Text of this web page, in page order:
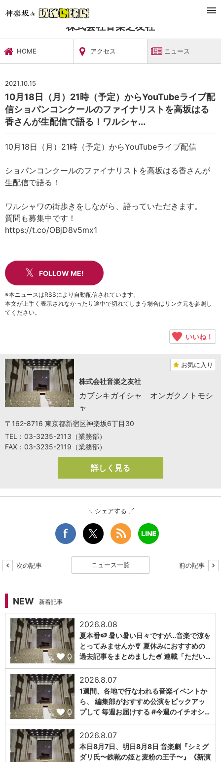
文化施設・ギャラリー
株式会社音楽之友社
HOME アクセス ニュース
2021.10.15
10月18日（月）21時（予定）からYouTubeライブ配
信ショパンコンクールのファイナリストを高坂はる
香さんが生配信で語る！ワルシャ...
10月18日（月）21時（予定）からYouTubeライブ配信
ショパンコンクールのファイナリストを高坂はる香さんが
生配信で語る！
ワルシャワの街歩きをしながら、語っていただきます。
質問も募集中です！
https://t.co/OBjD8v5mx1
FOLLOW ME!
※本ニュースはRSSにより自動配信されています。
本文が上手く表示されなかったり途中で切れてしまう場合はリンク元を参照し
てください。
いいね！
お気に入り
株式会社音楽之友社
カブシキガイシャ オンガクノトモシ
ャ
〒162-8716 東京都新宿区神楽坂6丁目30
TEL：03-3235-2113（業務部）
FAX：03-3235-2119（業務部）
詳しく見る
シェアする
次の記事 ニュース一覧 前の記事
NEW 新着記事
0
2026.8.08
夏本番🍉 暑い暑い日々ですが…音楽で涼を
とってみませんか🎐 夏休みにおすすめの
過去記事をまとめました🍧 連載「ただい…
0
2026.8.07
1週間、各地で行なわれる音楽イベントか
ら、 編集部がおすすめ公演をピックアッ
プして 毎週お届けする #今週のイチオシ…
2026.8.07
本日8月7日、明日8月8日 音楽劇『シミグ
ダリ氏〜鉄靴の姫と麦粉の王子〜』《新演